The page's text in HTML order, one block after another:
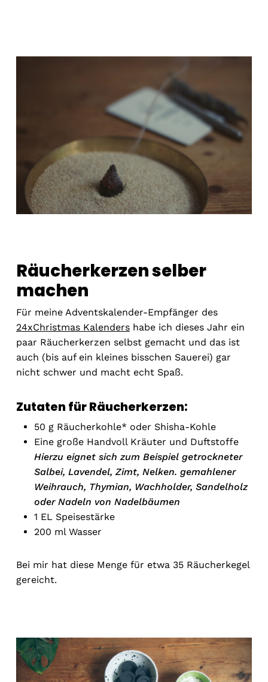
Räucherkerzen selber
machen
Für meine Adventskalender-Empfänger des
24xChristmas Kalendershabe ich dieses Jahr ein
paar Räucherkerzen selbst gemacht und das ist
auch (bis auf ein kleines bisschen Sauerei) gar
nicht schwer und macht echt Spaß.
Zutaten für Räucherkerzen:
50 g Räucherkohle* oder Shisha-Kohle
Eine große Handvoll Kräuter und Duftstoffe
Hierzu eignet sich zum Beispiel getrockneter
Salbei, Lavendel, Zimt, Nelken. gemahlener
Weihrauch, Thymian, Wachholder, Sandelholz
oder Nadeln von Nadelbäumen
1 EL Speisestärke
200 ml Wasser
Bei mir hat diese Menge für etwa 35 Räucherkegel
gereicht.